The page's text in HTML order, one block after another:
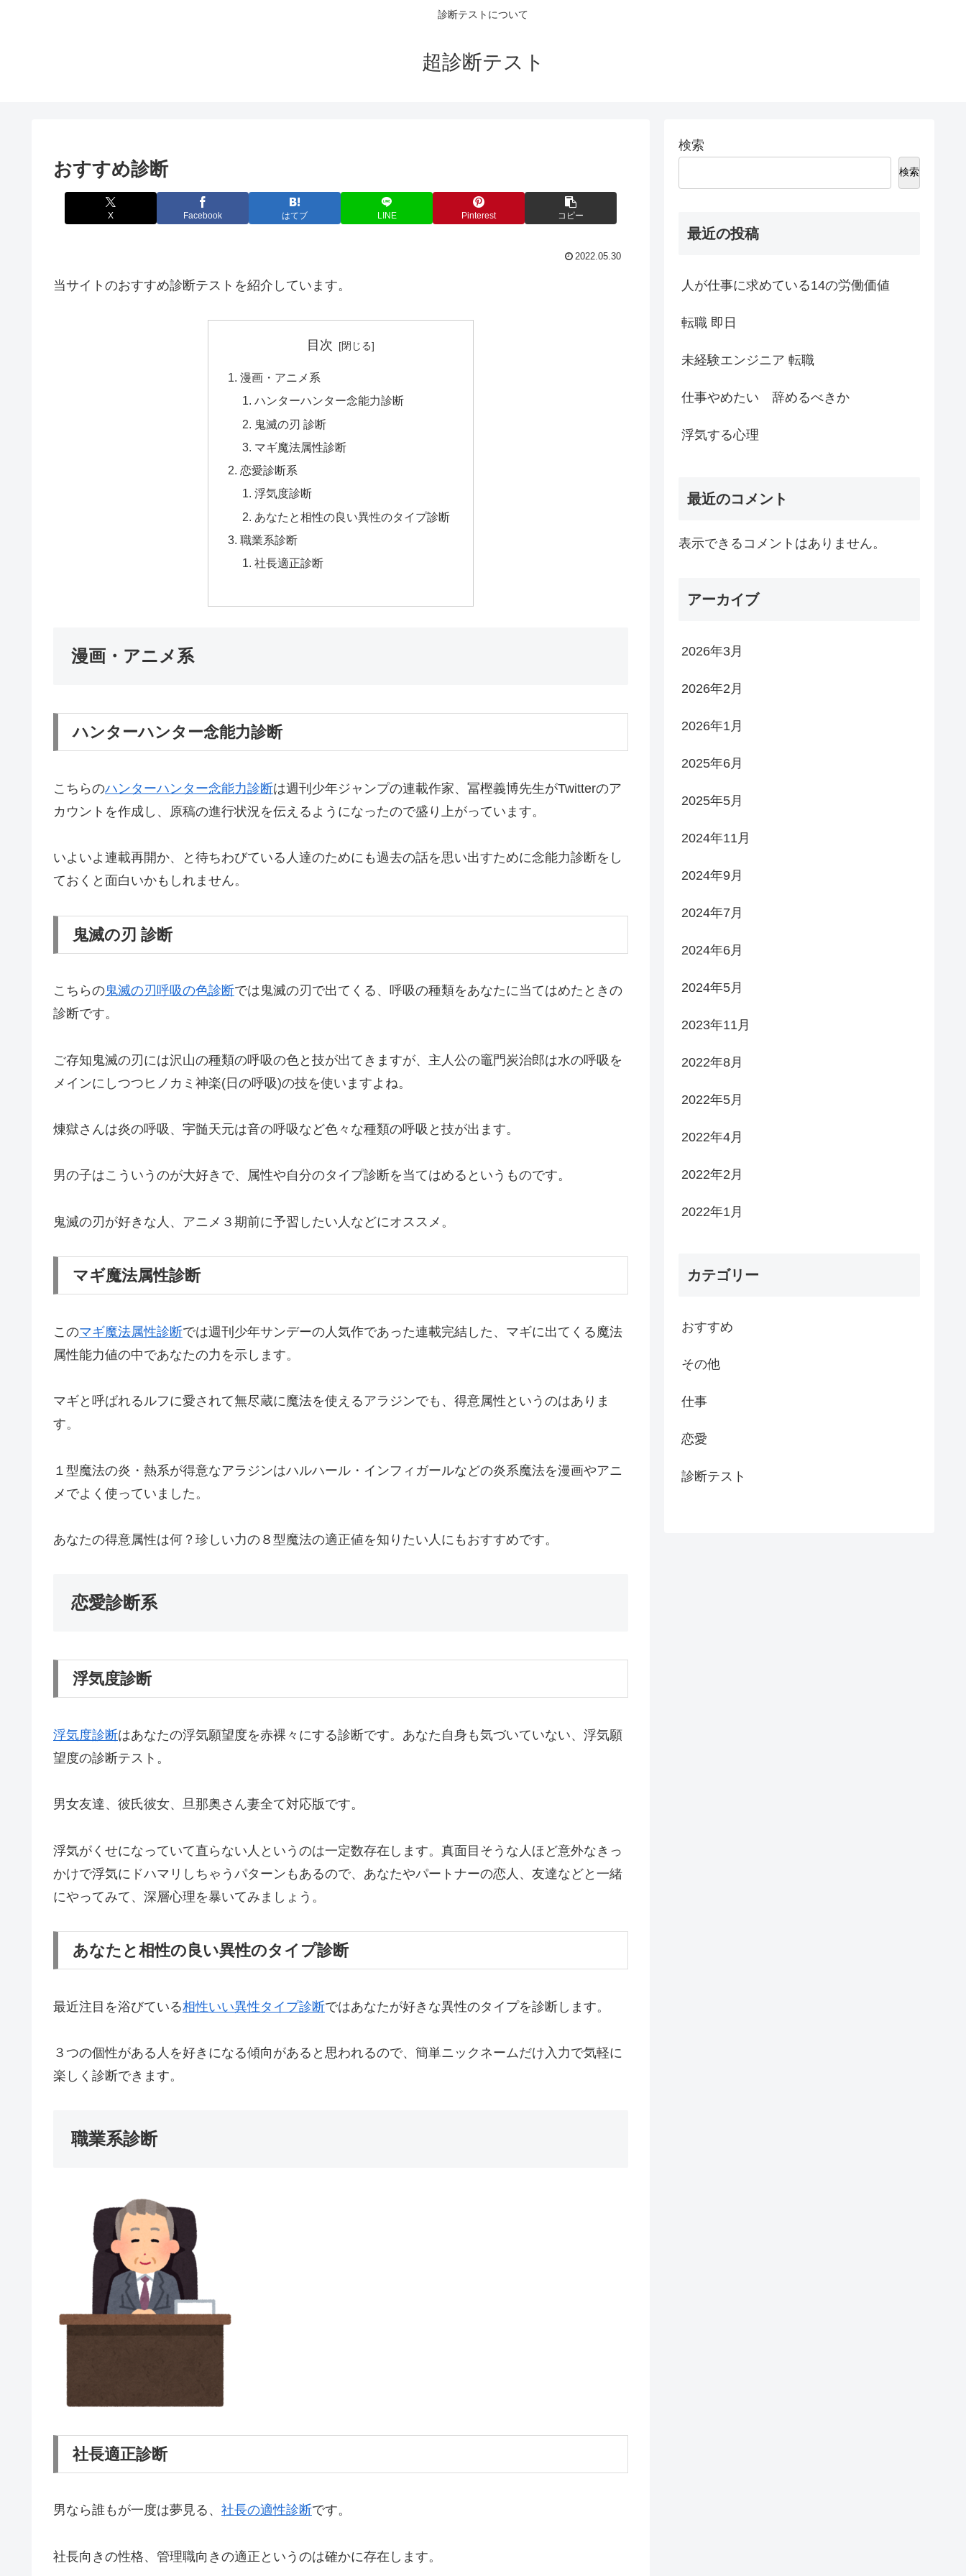
診断テストについて
超診断テスト
おすすめ診断
X Facebook はてブ LINE Pinterest コピー
2022.05.30
当サイトのおすすめ診断テストを紹介しています。
目次
漫画・アニメ系
ハンターハンター念能力診断
鬼滅の刃 診断
マギ魔法属性診断
恋愛診断系
浮気度診断
あなたと相性の良い異性のタイプ診断
職業系診断
社長適正診断
漫画・アニメ系
ハンターハンター念能力診断
こちらのハンターハンター念能力診断は週刊少年ジャンプの連載作家、冨樫義博先生がTwitterのア
カウントを作成し、原稿の進行状況を伝えるようになったので盛り上がっています。
いよいよ連載再開か、と待ちわびている人達のためにも過去の話を思い出すために念能力診断をし
ておくと面白いかもしれません。
鬼滅の刃 診断
こちらの鬼滅の刃呼吸の色診断では鬼滅の刃で出てくる、呼吸の種類をあなたに当てはめたときの
診断です。
ご存知鬼滅の刃には沢山の種類の呼吸の色と技が出てきますが、主人公の竈門炭治郎は水の呼吸を
メインにしつつヒノカミ神楽(日の呼吸)の技を使いますよね。
煉獄さんは炎の呼吸、宇髄天元は音の呼吸など色々な種類の呼吸と技が出ます。
男の子はこういうのが大好きで、属性や自分のタイプ診断を当てはめるというものです。
鬼滅の刃が好きな人、アニメ３期前に予習したい人などにオススメ。
マギ魔法属性診断
このマギ魔法属性診断では週刊少年サンデーの人気作であった連載完結した、マギに出てくる魔法
属性能力値の中であなたの力を示します。
マギと呼ばれるルフに愛されて無尽蔵に魔法を使えるアラジンでも、得意属性というのはありま
す。
１型魔法の炎・熱系が得意なアラジンはハルハール・インフィガールなどの炎系魔法を漫画やアニ
メでよく使っていました。
あなたの得意属性は何？珍しい力の８型魔法の適正値を知りたい人にもおすすめです。
恋愛診断系
浮気度診断
浮気度診断はあなたの浮気願望度を赤裸々にする診断です。あなた自身も気づいていない、浮気願
望度の診断テスト。
男女友達、彼氏彼女、旦那奥さん妻全て対応版です。
浮気がくせになっていて直らない人というのは一定数存在します。真面目そうな人ほど意外なきっ
かけで浮気にドハマリしちゃうパターンもあるので、あなたやパートナーの恋人、友達などと一緒
にやってみて、深層心理を暴いてみましょう。
あなたと相性の良い異性のタイプ診断
最近注目を浴びている相性いい異性タイプ診断ではあなたが好きな異性のタイプを診断します。
３つの個性がある人を好きになる傾向があると思われるので、簡単ニックネームだけ入力で気軽に
楽しく診断できます。
職業系診断
社長適正診断
男なら誰もが一度は夢見る、 社長の適性診断です。
社長向きの性格、管理職向きの適正というのは確かに存在します。
検索
検索
最近の投稿
人が仕事に求めている14の労働価値
転職 即日
未経験エンジニア 転職
仕事やめたい 辞めるべきか
浮気する心理
最近のコメント
表示できるコメントはありません。
アーカイブ
2026年3月
2026年2月
2026年1月
2025年6月
2025年5月
2024年11月
2024年9月
2024年7月
2024年6月
2024年5月
2023年11月
2022年8月
2022年5月
2022年4月
2022年2月
2022年1月
カテゴリー
おすすめ
その他
仕事
恋愛
診断テスト